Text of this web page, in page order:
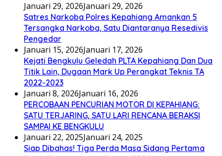
Januari 29, 2026Januari 29, 2026
Satres Narkoba Polres Kepahiang Amankan 5
Tersangka Narkoba, Satu Diantaranya Resedivis
Pengedar
Januari 15, 2026Januari 17, 2026
Kejati Bengkulu Geledah PLTA Kepahiang Dan Dua
Titik Lain, Dugaan Mark Up Perangkat Teknis TA
2022-2023
Januari 8, 2026Januari 16, 2026
PERCOBAAN PENCURIAN MOTOR DI KEPAHIANG:
SATU TERJARING, SATU LARI RENCANA BERAKSI
SAMPAI KE BENGKULU
Januari 22, 2025Januari 24, 2025
Siap Dibahas! Tiga Perda Masa Sidang Pertama